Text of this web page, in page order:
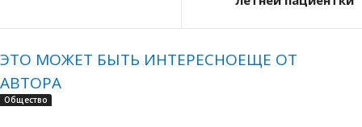
ЭТО МОЖЕТ БЫТЬ ИНТЕРЕСНОЕЩЕ ОТ
АВТОРА
Общество